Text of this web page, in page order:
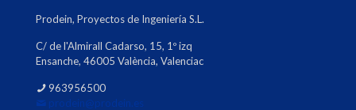
Prodein, Proyectos de Ingeniería S.L.
C/ de l'Almirall Cadarso, 15, 1º izq
Ensanche, 46005 València, Valenciac
963956500
prodein@prodein.es